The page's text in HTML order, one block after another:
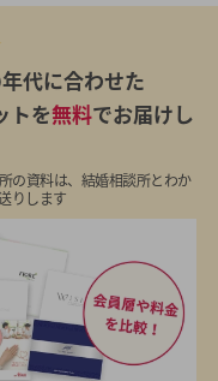
代に合わせた
トを無料でお届けし
の資料は、結婚相談所とわか
りします